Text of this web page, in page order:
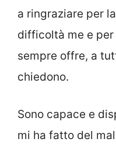
a ringraziare per
difficoltà me e per
sempre offre, a
chiedono.
Sono capace e
mi ha fatto del